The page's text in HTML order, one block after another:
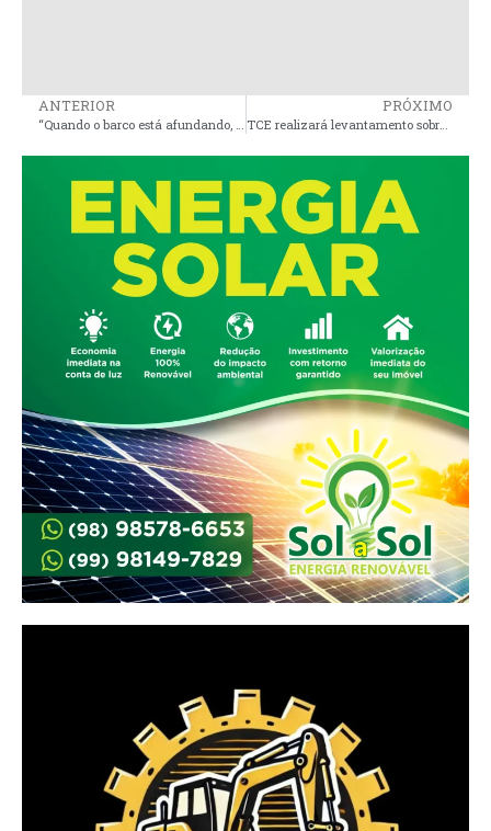
ANTERIOR PRÓXIMO
TCE realizará levantamento sobre rede hospitalar disponível no Maranhão